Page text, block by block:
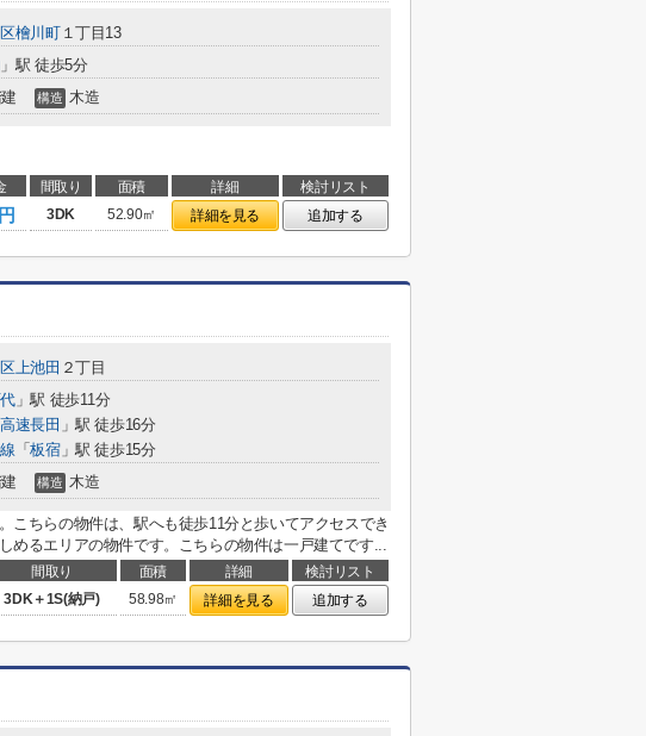
檜川町１丁目13
」駅 徒歩5分
構造 木造
間取り 面積 詳細
検討リスト
3DK 52.90㎡ 詳細を見る 追加する
上池田 ２丁目
」駅 徒歩11分
高速長田 」駅 徒歩16分
「板宿」駅 徒歩15分
構造 木造
こちらの物件は、駅へも徒歩11分と歩いてアクセスでき
めるエリアの物件です。こちらの物件は一戸建てです...
間取り 面積 詳細
検討リスト
3DK＋1S(納戸) 58.98㎡ 詳細を見る 追加する